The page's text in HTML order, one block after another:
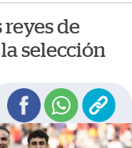
de
selección